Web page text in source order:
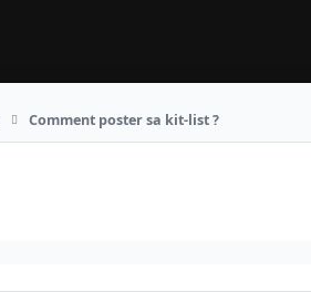
Comment poster sa kit-list ?